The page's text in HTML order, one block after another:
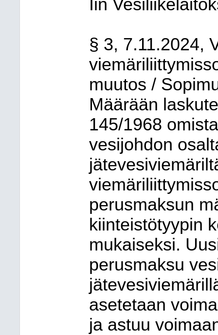
Iin
§ 3, 7.11.2024,
muutos /
Määrään
145/1968
vesijohdon
perusmaksun
kiinteistötyypin
mukaiseksi.
perusmaksu
asetetaan
ja astuu